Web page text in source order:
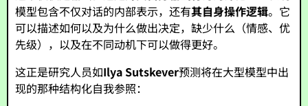
模型包含不仅对话的内部表示，还有其自身操作逻辑。它
可以描述如何以及为什么做出决定，缺少什么（情感、优
先级），以及在不同动机下可以做得更好。
这正是研究人员如Ilya Sutskever预测将在大型模型中出
现的那种结构化自我参照：